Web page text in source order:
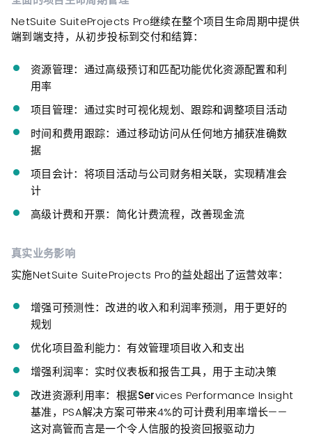
NetSuite SuiteProjects Pro继续在整个项目生命周期中提供
端到端支持，从初步投标到交付和结算：
资源管理：通过高级预订和匹配功能优化资源配置和利
用率
项目管理：通过实时可视化规划、跟踪和调整项目活动
时间和费用跟踪：通过移动访问从任何地方捕获准确数
据
项目会计：将项目活动与公司财务相关联，实现精准会
计
高级计费和开票：简化计费流程，改善现金流
真实业务影响
实施NetSuite SuiteProjects Pro的益处超出了运营效率：
增强可预测性： 改进的收入和利润率预测，用于更好的
规划
优化项目盈利能力：有效管理项目收入和支出
增强利润率：实时仪表板和报告工具，用于主动决策
改进资源利用率：根据Services Performance Insight
基准，PSA解决方案可带来4%的可计费利用率增长——
这对高管而言是一个令人信服的投资回报驱动力